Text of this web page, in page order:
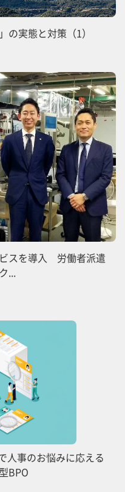
実態と対策（1）
スを導入 労働者派遣
...
人事のお悩みに応える
BPO